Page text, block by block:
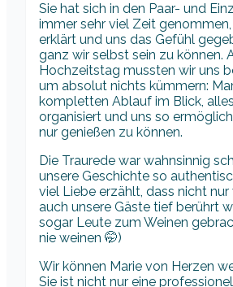
Sie hat sich in den Paar- und
immer sehr viel Zeit
erklärt und uns das Gefühl
ganz wir selbst sein zu können.
Hochzeitstag mussten wir uns
um absolut nichts kümmern:
kompletten Ablauf im Blick,
organisiert und uns so
nur genießen zu können.
Die Traurede war wahnsinnig
unsere Geschichte so
viel Liebe erzählt, dass nicht nur
auch unsere Gäste tief berührt
sogar Leute zum Weinen
nie weinen 🤭)
Wir können Marie von Herzen
Sie ist nicht nur eine